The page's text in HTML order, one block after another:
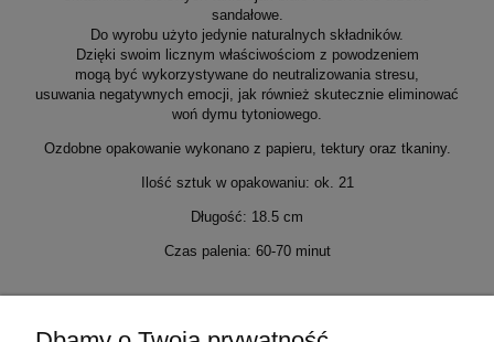
sandałowe.
Do wyrobu użyto jedynie naturalnych składników.
Dzięki swoim licznym właściwościom z powodzeniem
mogą być wykorzystywane do neutralizowania stresu,
usuwania negatywnych emocji, jak również skutecznie eliminować
woń dymu tytoniowego.
Ozdobne opakowanie wykonano z papieru, tektury oraz tkaniny.
Ilość sztuk w opakowaniu: ok. 21
Długość: 18.5 cm
Czas palenia: 60-70 minut